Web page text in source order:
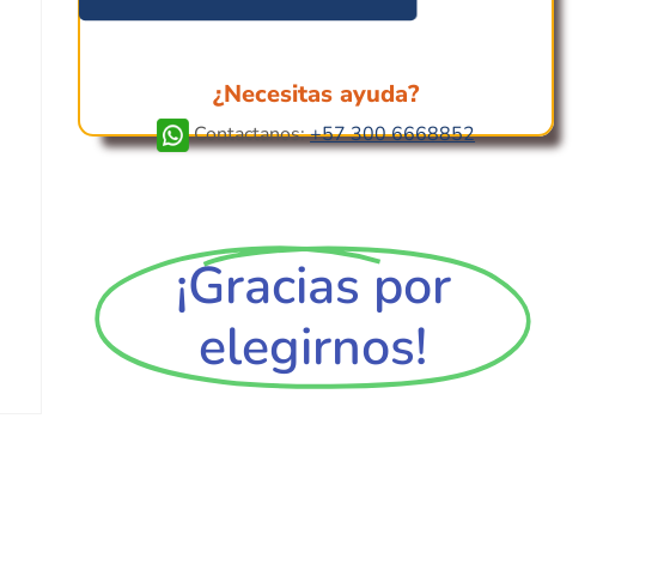
¿Necesitas ayuda?
Contactanos:+57 300 6668852
¡Gracias por
elegirnos!